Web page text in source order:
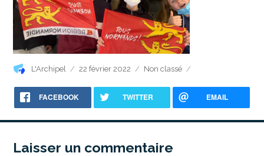
Auteur
L'Archipel
Publié
22 février 2022 Catégories
Non classé
FACEBOOK TWITTER EMAIL
Laisser un commentaire